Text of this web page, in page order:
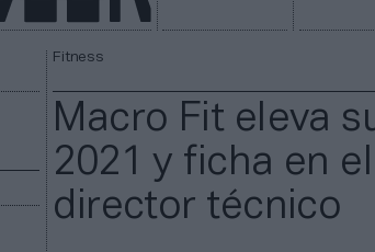
Fitness
Macro Fit eleva
2021 y ficha en
director técnico